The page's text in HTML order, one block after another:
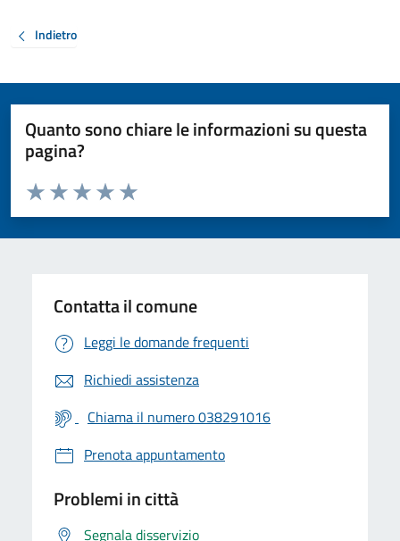
Indietro
Quanto sono chiare le informazioni su questa
pagina?
Valuta da 1 a 5 stelle la pagina
Valuta 5 stelle su 5
Valuta 4 stelle su 5
Valuta 3 stelle su 5
Valuta 2 stelle su 5
Valuta 1 stelle su 5
Contatta il comune
Leggi le domande frequenti
Richiedi assistenza
Chiama il numero 038291016
Prenota appuntamento
Problemi in città
Segnala disservizio